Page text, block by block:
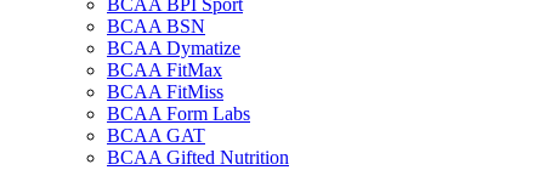
BCAA BSN
BCAA Dymatize
BCAA FitMax
BCAA FitMiss
BCAA Form Labs
BCAA GAT
BCAA Gifted Nutrition